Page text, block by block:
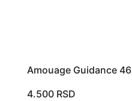
Amouage Guidance 46
4.500 RSD